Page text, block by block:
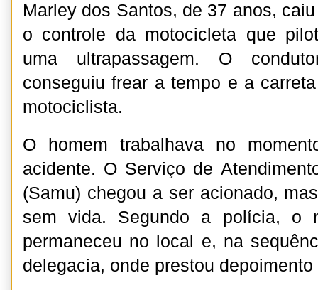
Marley dos Santos, de 37 anos,
o controle da motocicleta que
uma ultrapassagem. O
conseguiu frear a tempo e a
motociclista.
O homem trabalhava no
acidente. O Serviço de
(Samu) chegou a ser acionado,
sem vida. Segundo a polícia, o
permaneceu no local e, na
delegacia, onde prestou